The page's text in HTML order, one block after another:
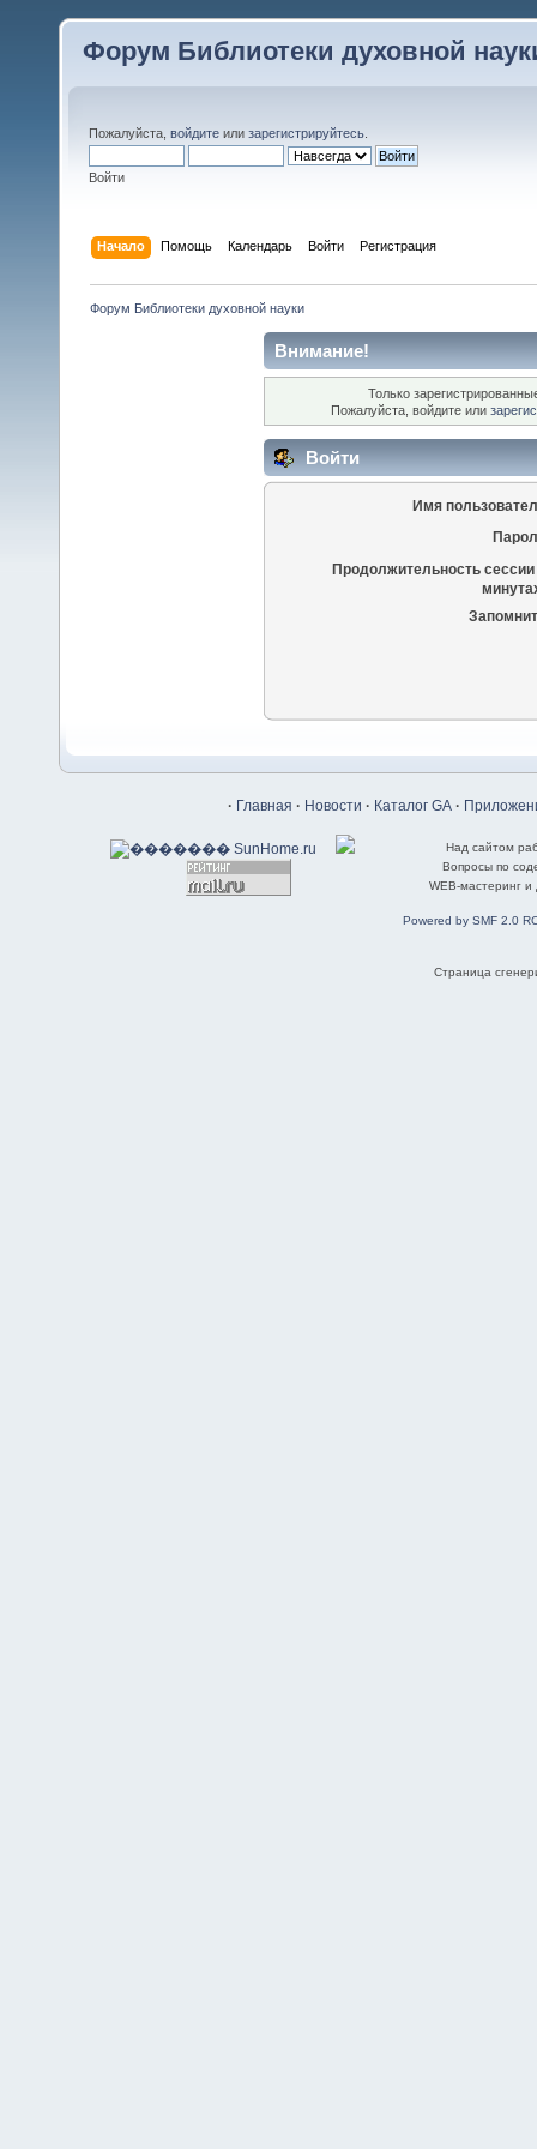
Форум Библиотеки духовной
Пожалуйста, войдите или зарегистрируйтесь
Войти
Начало Помощь Календарь Войти Регистрация
Форум Библиотеки духовной науки
Внимание!
Только
Пожалуйста, войдите или
Войти
Имя
Продолжительность сессии
· Главная · Новости · Каталог GA ·
Над сайтом
Вопросы по
WEB-мастеринг
Powered by SMF 2.0
Страница